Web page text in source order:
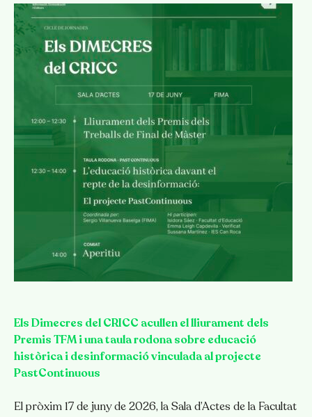
Els Dimecres del CRICC acullen el lliurament dels
Premis TFM i una taula rodona sobre educació
històrica i desinformació vinculada al projecte
PastContinuous
El pròxim 17 de juny de 2026, la Sala d’Actes de la Facultat